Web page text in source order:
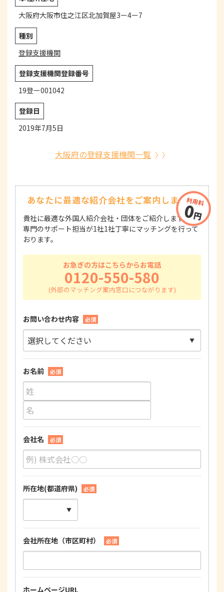
大阪府大阪市住之江区北加賀屋3ー4ー7
種別
登録支援機関
登録支援機関登録番号
19登ー001042
登録日
2019年7月5日
大阪府の登録支援機関一覧
あなたに最適な紹介会社をご案内します！
貴社に最適な外国人紹介会社・団体をご紹介します！
専門のサポート担当が1社1社丁寧にマッチングを行って
おります。
お急ぎの方はこちらからお電話
0120-550-580
お問い合わせ内容 必須
お名前 必須
会社名 必須
所在地(都道府県) 必須
会社所在地（市区町村） 必須
ホームページURL